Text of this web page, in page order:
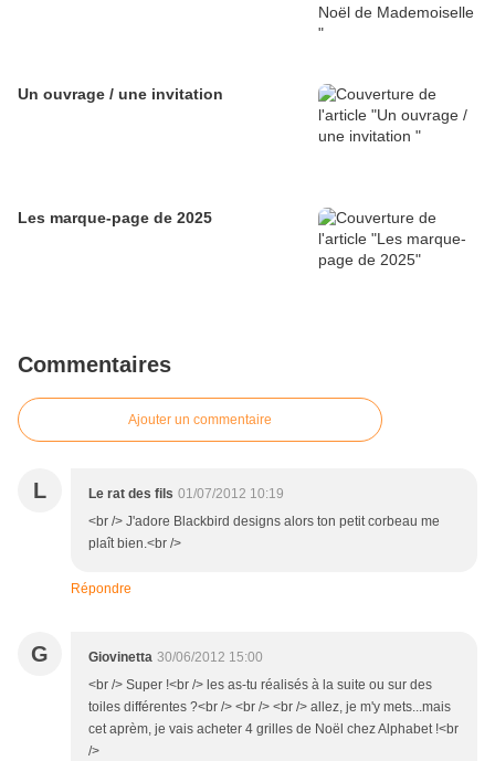
Un ouvrage / une invitation
Les marque-page de 2025
Commentaires
Ajouter un commentaire
L Le rat des fils 01/07/2012 10:19
<br /> J'adore Blackbird designs alors ton petit corbeau me
plaît bien.<br />
Répondre
G Giovinetta 30/06/2012 15:00
<br /> Super !<br /> les as-tu réalisés à la suite ou sur des
toiles différentes ?<br /> <br /> <br /> allez, je m'y mets...mais
cet aprèm, je vais acheter 4 grilles de Noël chez Alphabet !<br
/>